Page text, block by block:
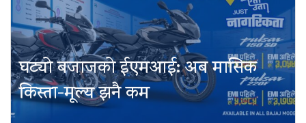
घट्यो बजाजको ईएमआई: अब मासिक
किस्ता-मूल्य झनै कम